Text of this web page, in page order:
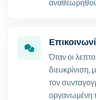
Όταν οι
τον
οργανωμένη